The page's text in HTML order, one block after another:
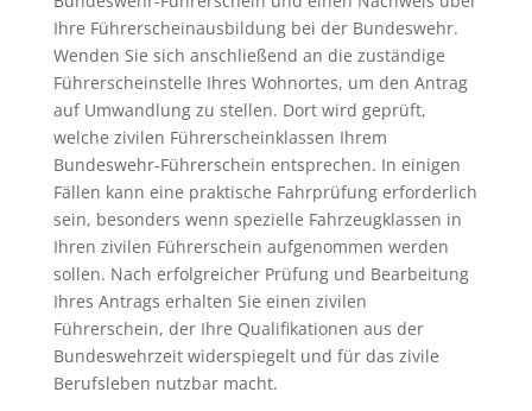
Ihre Führerscheinausbildung bei der Bundeswehr.
Wenden Sie sich anschließend an die zuständige
Führerscheinstelle Ihres Wohnortes, um den Antrag
auf Umwandlung zu stellen. Dort wird geprüft,
welche zivilen Führerscheinklassen Ihrem
Bundeswehr-Führerschein entsprechen. In einigen
Fällen kann eine praktische Fahrprüfung erforderlich
sein, besonders wenn spezielle Fahrzeugklassen in
Ihren zivilen Führerschein aufgenommen werden
sollen. Nach erfolgreicher Prüfung und Bearbeitung
Ihres Antrags erhalten Sie einen zivilen
Führerschein, der Ihre Qualifikationen aus der
Bundeswehrzeit widerspiegelt und für das zivile
Berufsleben nutzbar macht.